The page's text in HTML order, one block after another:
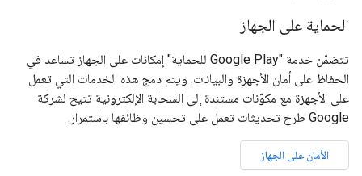
الحماية على الجهاز
تتضمّن خدمة "Google Play للحماية" إمكانات على الجهاز تساعد في
الحفاظ على أمان الأجهزة والبيانات. ويتم دمج هذه الخدمات التي تعمل
على الأجهزة مع مكوّنات مستندة إلى السحابة الإلكترونية تتيح لشركة
Google طرح تحديثات تعمل على تحسين وظائفها باستمرار.
الأمان على الجهاز